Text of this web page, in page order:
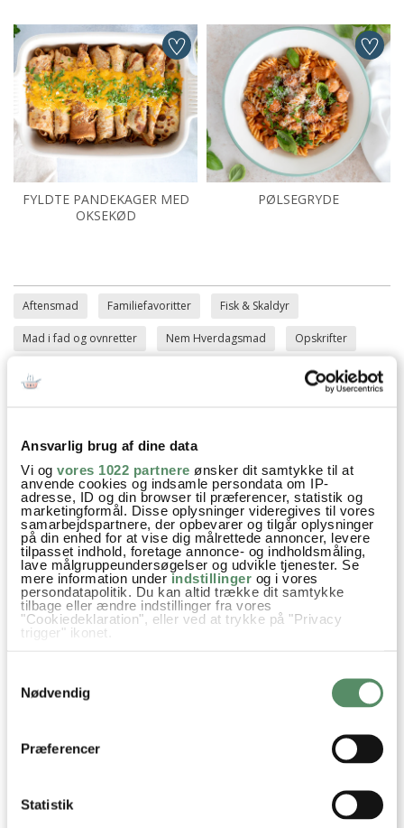
Ansvarlig brug af dine data
Vi og vores 1022 partnere ønsker dit samtykke til at
anvende cookies og indsamle persondata om IP-
adresse, ID og din browser til præferencer, statistik og
marketingformål. Disse oplysninger videregives til vores
samarbejdspartnere, der opbevarer og tilgår oplysninger
på din enhed for at vise dig målrettede annoncer, levere
tilpasset indhold, foretage annonce- og indholdsmåling,
lave målgruppeundersøgelser og udvikle tjenester. Se
mere information under indstillinger og i vores
persondatapolitik. Du kan altid trække dit samtykke
tilbage eller ændre indstillinger fra vores
"Cookiedeklaration", eller ved at trykke på "Privacy
trigger" ikonet.
Indsamle præcise oplysninger om din placering,
der kan være nøjagtig inden for få meter
Identificere din enhed baseret på en scanning af
Nødvendig
Præferencer
Statistik
FYLDTE PANDEKAGER MED
OKSEKØD
PØLSEGRYDE
Aftensmad Familiefavoritter Fisk & Skaldyr
Mad i fad og ovnretter Nem Hverdagsmad Opskrifter
Porre Bouillon
SPØRGSMÅL TIL OPSKRIFTEN?
Har du spørgsmål til opskriften eller lyst til at sende en sød
hilsen, så kan du skrive til mig i kommentarfeltet herunder.
Du kan måske finde svaret på dit spørgsmål i kommentarfeltet,
hvis det allerede er stillet og besvaret - eller du kan kigge på
denne side, hvor jeg giver svar på mange 'ofte stillede
spørgsmål' til min opskrifter.
16. juli 2026 kl. 13:16
hele i en varm ovn?